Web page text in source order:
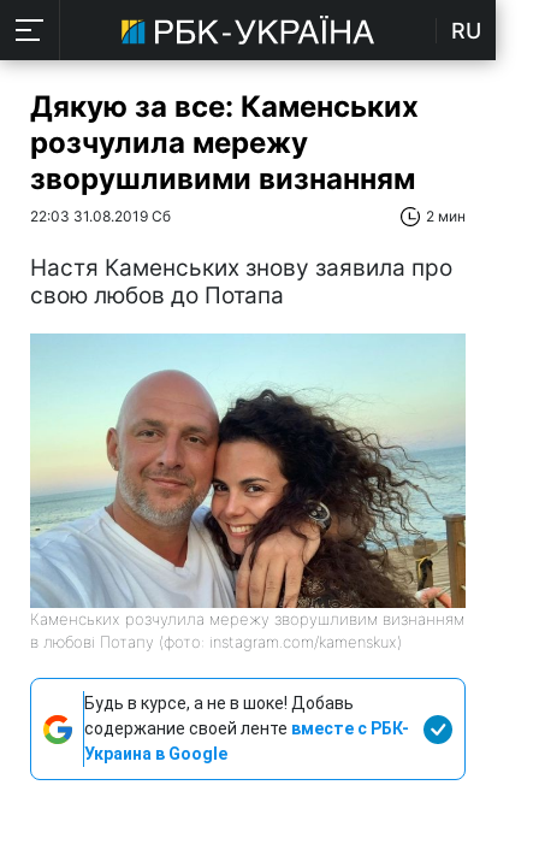
RU
Дякую за все: Каменських
розчулила мережу
зворушливими визнанням
22:03 31.08.2019 Сб 2 мин
Настя Каменських знову заявила про
свою любов до Потапа
Каменських розчулила мережу зворушливим визнанням
в любові Потапу (фото: instagram.com/kamenskux)
Будь в курсе, а не в шоке! Добавь
содержание своей ленте вместе с РБК-
Украина в Google